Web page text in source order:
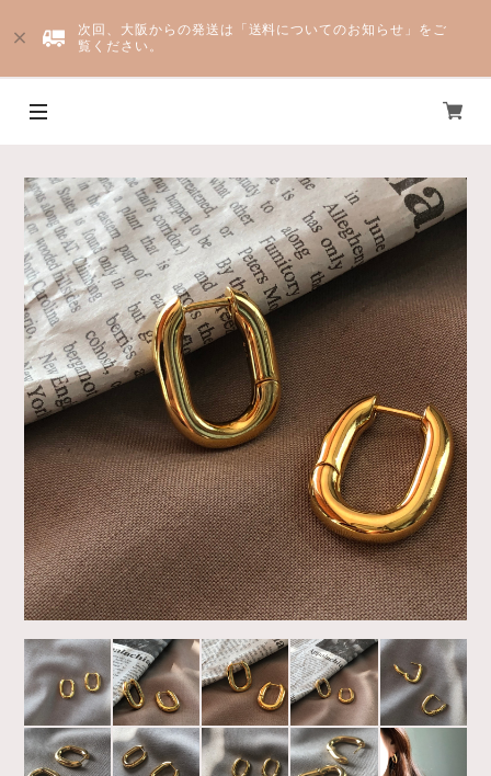
次回、大阪からの発送は「送料についてのお知らせ」をご
覧ください。